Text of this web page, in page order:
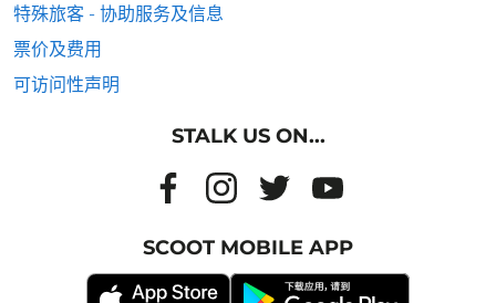
特殊旅客 - 协助服务及信息
票价及费用
可访问性声明
STALK US ON...
SCOOT MOBILE APP